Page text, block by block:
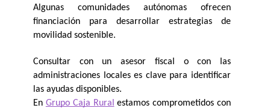
Algunas comunidades autónomas ofrecen
financiación para desarrollar estrategias de
movilidad sostenible.
Consultar con un asesor fiscal o con las
administraciones locales es clave para identificar
las ayudas disponibles.
En Grupo Caja Rural estamos comprometidos con